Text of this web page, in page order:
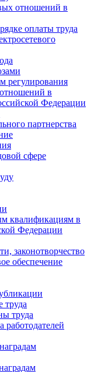
отношений в
оплаты труда
регулирования
в
Федерации
партнерства
сфере
квалификациям в
Федерации
законотворчество
обеспечение
труда
труда
работодателей